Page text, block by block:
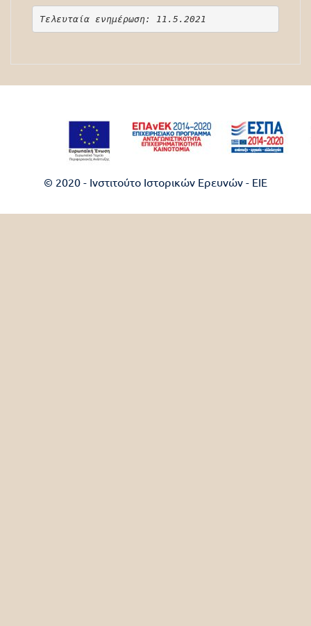
Τελευταία ενημέρωση: 11.5.2021
© 2020 - Ινστιτούτο Ιστορικών Ερευνών - EIE